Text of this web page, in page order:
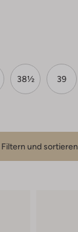
38½ 39
Filtern und sortieren